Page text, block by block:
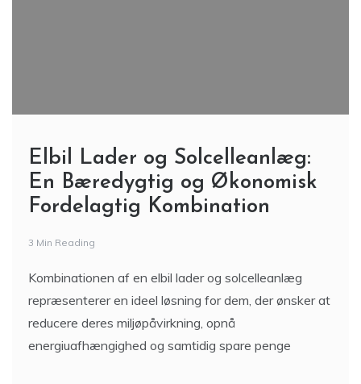
Elbil Lader og Solcelleanlæg:
En Bæredygtig og Økonomisk
Fordelagtig Kombination
3 Min Reading
Kombinationen af en elbil lader og solcelleanlæg
repræsenterer en ideel løsning for dem, der ønsker at
reducere deres miljøpåvirkning, opnå
energiuafhængighed og samtidig spare penge